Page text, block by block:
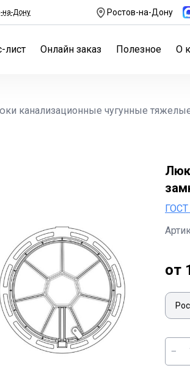
на-Дону Ростов-на-Дону
лист Онлайн заказ Полезное О
канализационные чугунные
ГОСТ
от
−